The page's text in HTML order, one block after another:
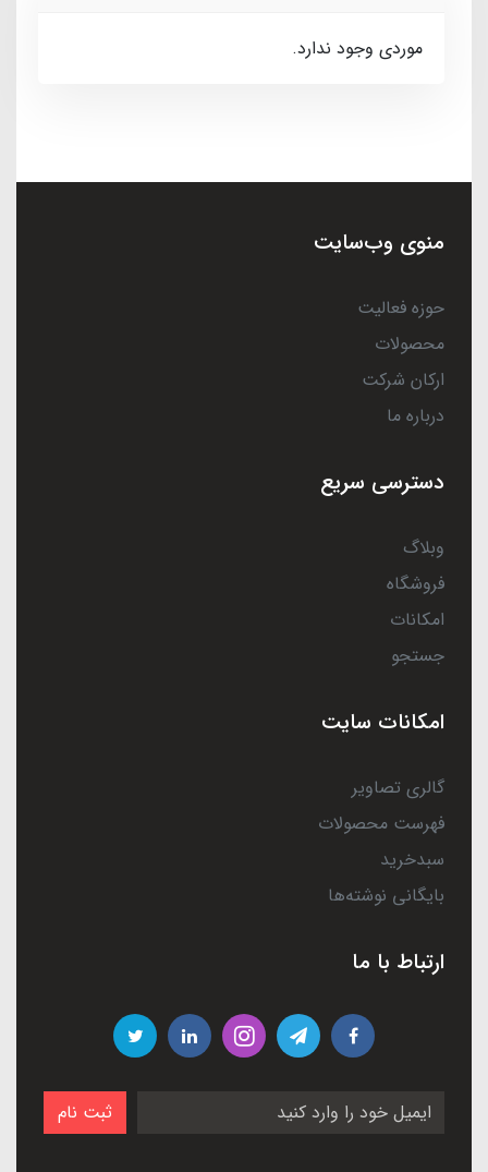
موردی وجود ندارد.
منوی وب‌سایت
حوزه فعالیت
محصولات
ارکان شرکت
درباره ما
دسترسی سریع
وبلاگ
فروشگاه
امکانات
جستجو
امکانات سایت
گالری تصاویر
فهرست محصولات
سبدخرید
بایگانی نوشته‌ها
ارتباط با ما
ثبت نام